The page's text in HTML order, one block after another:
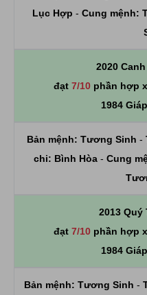
Lục Hợp - Cung mệnh:
2020
đạt 7/10phần hợp
1984
Bản mệnh: Tương Sinh -
chi: Bình Hòa- Cung
2013 Quý
đạt 7/10phần hợp
1984
Bản mệnh: Tương Sinh -